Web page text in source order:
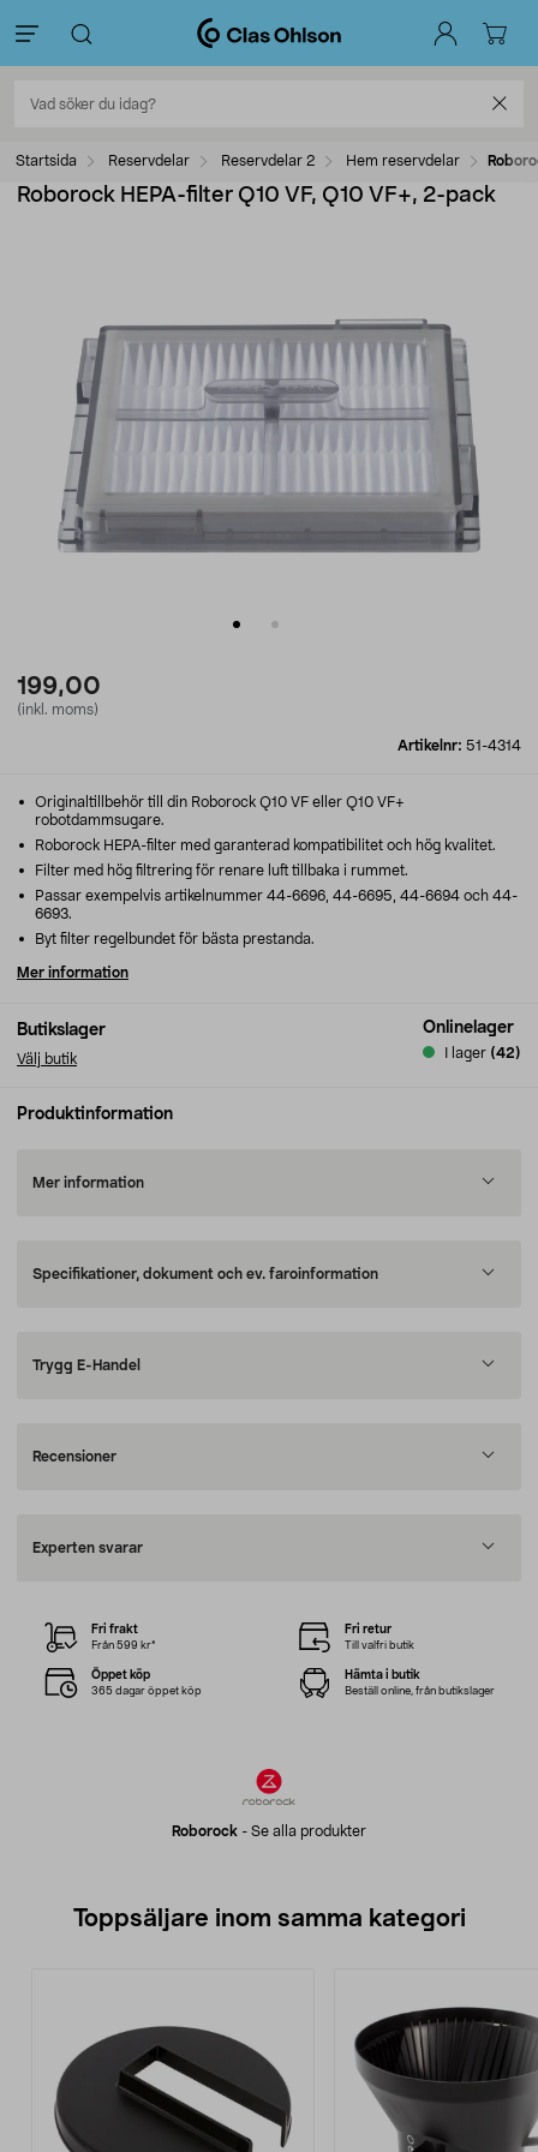
Startsida Reservdelar Reservdelar 2 Hem reservdelar
Roborock HEPA-filter Q10 VF, Q10 VF+, 2-pack
199,00
(inkl. moms)
Artikelnr: 51-4314
Butikslager
Välj butik
Onlinelager
I lager (42)
Originaltillbehör till din Roborock Q10 VF eller Q10 VF+
robotdammsugare.
Roborock HEPA-filter med garanterad kompatibilitet och hög kvalitet.
Filter med hög filtrering för renare luft tillbaka i rummet.
Passar exempelvis artikelnummer 44-6696, 44-6695, 44-6694 och 44-
6693.
Byt filter regelbundet för bästa prestanda.
Mer information
Produktinformation
Mer information
Specifikationer, dokument och ev. faroinformation
Trygg E-Handel
Recensioner
Experten svarar
Roborock - Se alla produkter
Fri frakt
Från 599 kr*
Fri retur
Till valfri butik
Öppet köp
365 dagar öppet köp
Hämta i butik
Beställ online, från butikslager
Toppsäljare inom samma kategori